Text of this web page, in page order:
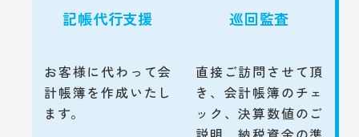
記帳代行支援
お客様に代わって会
計帳簿を作成いたし
ます。
巡回監査
直接ご訪問させて頂
き、会計帳簿のチェ
ック、決算数値のご